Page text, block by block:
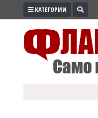
ПРОМО
КАТЕГОРИИ